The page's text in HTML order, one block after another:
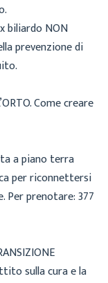
biliardo NON
prevenzione di
Come creare
a piano terra
per riconnettersi
Per prenotare: 377
sulla cura e la